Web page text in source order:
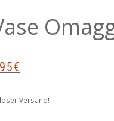
€
42,95€.
Versand!